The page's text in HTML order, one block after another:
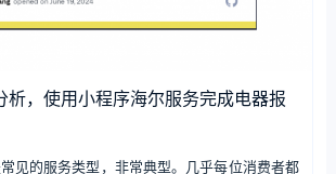
析，使用小程序海尔服务完成电器报
见的服务类型，非常典型。几乎每位消费者都